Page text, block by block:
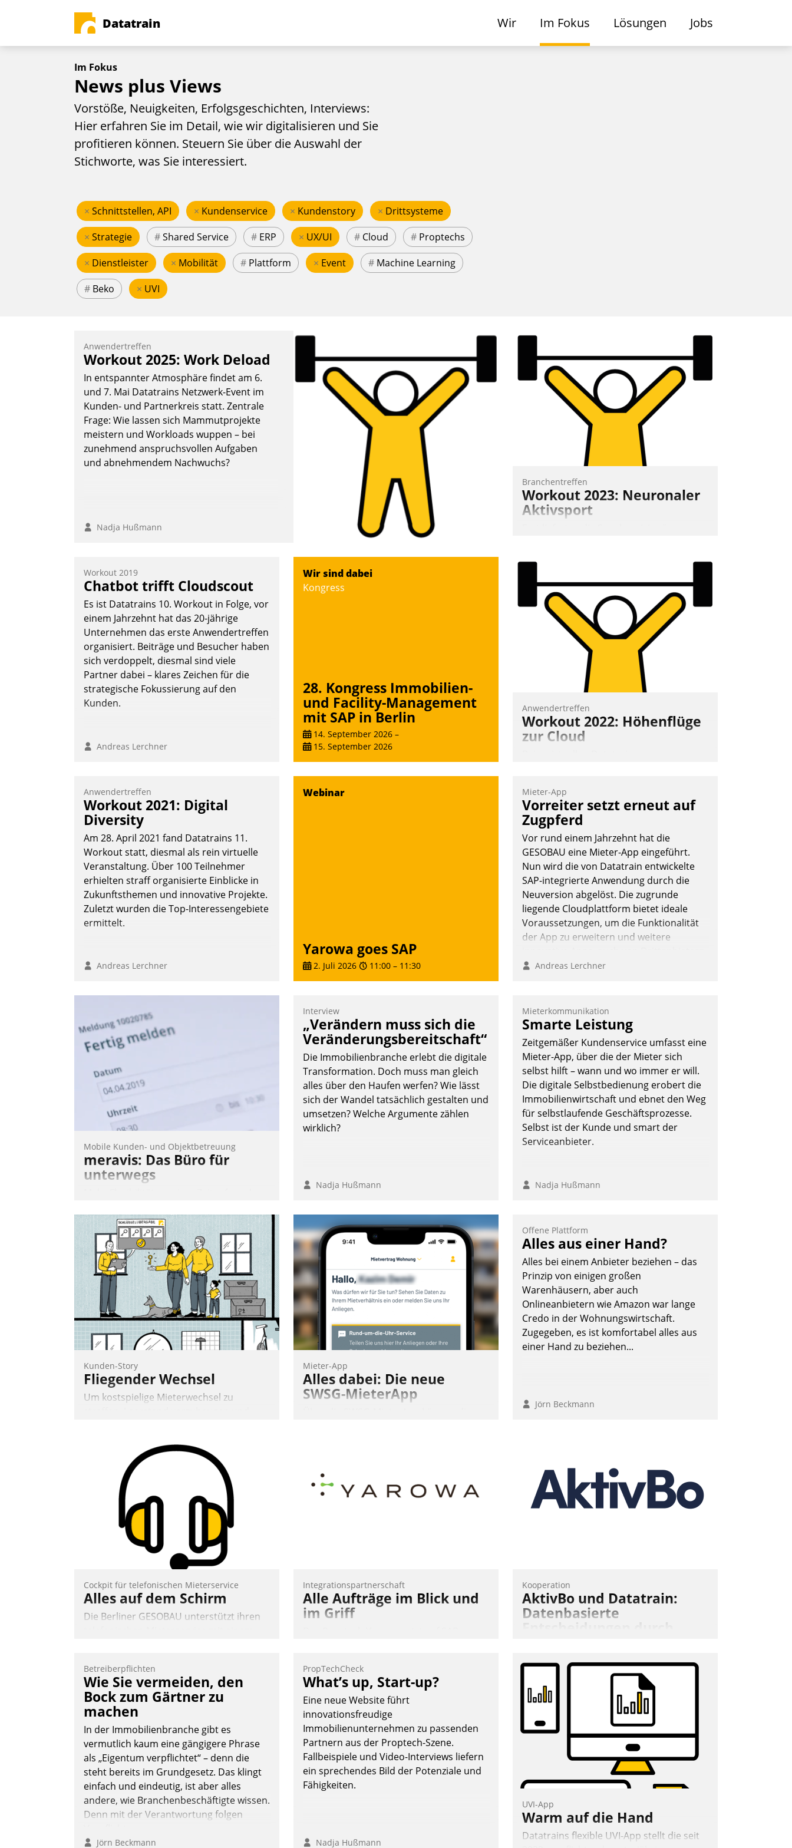
Datatrain Wir Im Fokus Lösungen Jobs
Im Fokus
News plus Views
Vorstöße, Neuigkeiten, Erfolgsgeschichten, Interviews:
Hier erfahren Sie im Detail, wie wir digitalisieren und Sie
profitieren können. Steuern Sie über die Auswahl der
Stichworte, was Sie interessiert.
× Schnittstellen, API × Kundenservice × Kundenstory × Drittsysteme
× Strategie #Shared Service # ERP × UX/UI # Cloud # Proptechs
× Dienstleister × Mobilität # Plattform × Event # Machine Learning
# Beko × UVI
Anwendertreffen
Workout 2025: Work Deload
In entspannter Atmosphäre findet am 6.
und 7. Mai Datatrains Netzwerk-Event im
Kunden- und Partnerkreis statt. Zentrale
Frage: Wie lassen sich Mammutprojekte
meistern und Workloads wuppen – bei
zunehmend anspruchsvollen Aufgaben
und abnehmendem Nachwuchs?
Nadja Hußmann
Branchentreffen
Workout 2023: Neuronaler
Aktivsport
Dazwischen zeigte Datatrain, was es
Neues zu bieten hat.
Nadja Hußmann
Workout 2019
Chatbot trifft Cloudscout
Es ist Datatrains 10. Workout in Folge, vor
einem Jahrzehnt hat das 20-jährige
Unternehmen das erste Anwendertreffen
organisiert. Beiträge und Besucher haben
sich verdoppelt, diesmal sind viele
Partner dabei – klares Zeichen für die
strategische Fokussierung auf den
Kunden.
Andreas Lerchner
Wir sind dabei
Kongress
28. Kongress Immobilien-
und Facility-Management
mit SAP in Berlin
14. September 2026 –
15. September 2026
Anwendertreffen
Workout 2022: Höhenflüge
zur Cloud
Teilnehmer kurzweilige Einblicke in
innovative Cloud-Strategien und -
Lösungen mit hohem Zukunftspotenzial.
Andreas Lerchner
Anwendertreffen
Workout 2021: Digital
Diversity
Am 28. April 2021 fand Datatrains 11.
Workout statt, diesmal als rein virtuelle
Veranstaltung. Über 100 Teilnehmer
erhielten straff organisierte Einblicke in
Zukunftsthemen und innovative Projekte.
Zuletzt wurden die Top-Interessengebiete
ermittelt.
Andreas Lerchner
Webinar
Yarowa goes SAP
2. Juli 2026 11:00 – 11:30
Mieter-App
Vorreiter setzt erneut auf
Zugpferd
Vor rund einem Jahrzehnt hat die
GESOBAU eine Mieter-App eingeführt.
Nun wird die von Datatrain entwickelte
SAP-integrierte Anwendung durch die
Neuversion abgelöst. Die zugrunde
liegende Cloudplattform bietet ideale
Voraussetzungen, um die Funktionalität
der App zu erweitern und weitere
in SAP zu integrieren.
Andreas Lerchner
Mobile Kunden- und Objektbetreuung
meravis: Das Büro für
unterwegs
verspricht das aktuelle Cockpit für mobile
Mitarbeiter von Datatrain. Die meravis
Wohnungsbau- und Immobilien GmbH
hat sich dabei für den Betrieb der Lösung
über die SAP Cloud Platform entschieden
- als erstes Unternehmen am
Wohnungsmarkt.
Andreas Lerchner
Interview
„Verändern muss sich die
Veränderungsbereitschaft“
Die Immobilienbranche erlebt die digitale
Transformation. Doch muss man gleich
alles über den Haufen werfen? Wie lässt
sich der Wandel tatsächlich gestalten und
umsetzen? Welche Argumente zählen
wirklich?
Nadja Hußmann
Mieterkommunikation
Smarte Leistung
Zeitgemäßer Kundenservice umfasst eine
Mieter-App, über die der Mieter sich
selbst hilft – wann und wo immer er will.
Die digitale Selbstbedienung erobert die
Immobilienwirtschaft und ebnet den Weg
für selbstlaufende Geschäftsprozesse.
Selbst ist der Kunde und smart der
Serviceanbieter.
Nadja Hußmann
Kunden-Story
Fliegender Wechsel
Um kostspielige Mieterwechsel zu
seit Jahresbeginn eine Überblick, Einsicht
und Eingriff bietende Lösung. Zur
Entwicklung setzte man auf
Cloudtechnologie, bewährte und Startup-
Partner sowie erstmals agile
Projektmethoden.
Nadja Hußmann
Mieter-App
Alles dabei: Die neue
SWSG-MieterApp
Schadensmeldungen abgeben – rund um
die Uhr.
Offene Plattform
Alles aus einer Hand?
Alles bei einem Anbieter beziehen – das
Prinzip von einigen großen
Warenhäusern, aber auch
Onlineanbietern wie Amazon war lange
Credo in der Wohnungswirtschaft.
Zugegeben, es ist komfortabel alles aus
einer Hand zu beziehen...
Jörn Beckmann
Cockpit für telefonischen Mieterservice
Alles auf dem Schirm
Die Berliner GESOBAU unterstützt ihren
auswirft. Eine intuitive Dialogführung
ermöglicht dem externen Serviceteam,
Anrufe von Mietenden zügiger und
effizienter zu bearbeiten.
Nadja Hußmann
Integrationspartnerschaft
Alle Aufträge im Blick und
im Griff
und Verwaltung von Aufträgen der
operativen Instandhaltung in die SAP-
Systemlandschaft deutscher
Wohnungsunternehmen – und
beschleunigt damit den Weg vom
Mieteranliegen zum Dienstleisterauftrag.
Nadja Hußmann
Kooperation
AktivBo und Datatrain:
Datenbasierte
AktivBo und Datatrain kooperieren –
Immobilienunternehmen profitieren: Die
nahtlose Integration der Lösungen von
AktivBo und Datatrain ermöglicht
automatisiert ausgelöste, zielgerichtete
Mieterbefragungen – eine starke
Grundlage für intelligente, datengestützte
Betreiberpflichten
Wie Sie vermeiden, den
Bock zum Gärtner zu
machen
In der Immobilienbranche gibt es
vermutlich kaum eine gängigere Phrase
als „Eigentum verpflichtet“ – denn die
steht bereits im Grundgesetz. Das klingt
einfach und eindeutig, ist aber alles
andere, wie Branchenbeschäftigte wissen.
Denn mit der Verantwortung folgen
Jörn Beckmann
PropTechCheck
What’s up, Start-up?
Eine neue Website führt
innovationsfreudige
Immobilienunternehmen zu passenden
Partnern aus der Proptech-Szene.
Fallbeispiele und Video-Interviews liefern
ein sprechendes Bild der Potenziale und
Fähigkeiten.
Nadja Hußmann
UVI-App
Warm auf die Hand
Datatrains flexible UVI-App stellt die seit